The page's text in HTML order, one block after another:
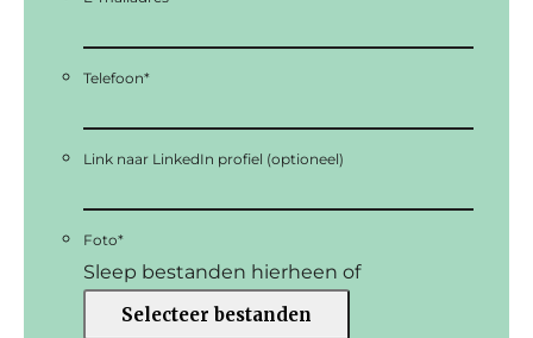
Telefoon*
Link naar LinkedIn profiel (optioneel)
Foto*
Sleep bestanden hierheen of
Selecteer bestanden